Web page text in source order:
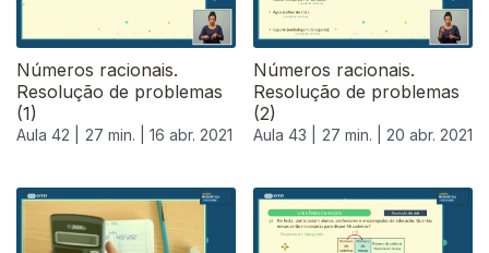
Números racionais.
Resolução de problemas
(1)
Aula 42 | 27 min. | 16 abr. 2021
Números racionais.
Resolução de problemas
(2)
Aula 43 | 27 min. | 20 abr. 2021